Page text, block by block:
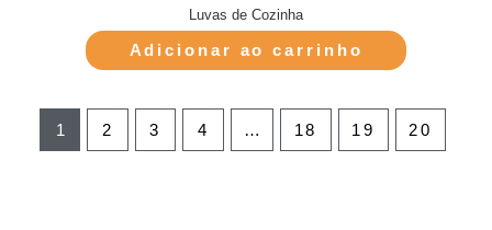
Luvas de Cozinha
Adicionar ao carrinho
1 2 3 4 … 18 19 20